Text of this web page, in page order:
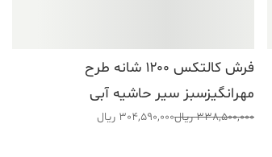
فرش کالتکس ۱۲۰۰ شانه طرح
مهرانگیزسبز سیر حاشیه آبی
338,500,000 ریال
قیمت
304,590,000 ریال
قیمت